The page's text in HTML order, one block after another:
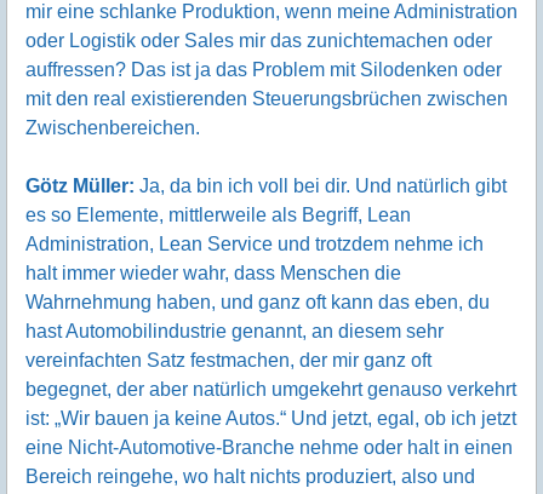
mir eine schlanke Produktion, wenn meine Administration
oder Logistik oder Sales mir das zunichtemachen oder
auffressen? Das ist ja das Problem mit Silodenken oder
mit den real existierenden Steuerungsbrüchen zwischen
Zwischenbereichen.
Götz Müller: Ja, da bin ich voll bei dir. Und natürlich gibt
es so Elemente, mittlerweile als Begriff, Lean
Administration, Lean Service und trotzdem nehme ich
halt immer wieder wahr, dass Menschen die
Wahrnehmung haben, und ganz oft kann das eben, du
hast Automobilindustrie genannt, an diesem sehr
vereinfachten Satz festmachen, der mir ganz oft
begegnet, der aber natürlich umgekehrt genauso verkehrt
ist: „Wir bauen ja keine Autos.“ Und jetzt, egal, ob ich jetzt
eine Nicht-Automotive-Branche nehme oder halt in einen
Bereich reingehe, wo halt nichts produziert, also und